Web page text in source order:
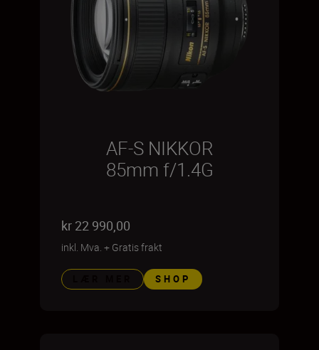
AF-S NIKKOR
85mm f/1.4G
kr 22 990,00
inkl. Mva. + Gratis frakt
SHOP